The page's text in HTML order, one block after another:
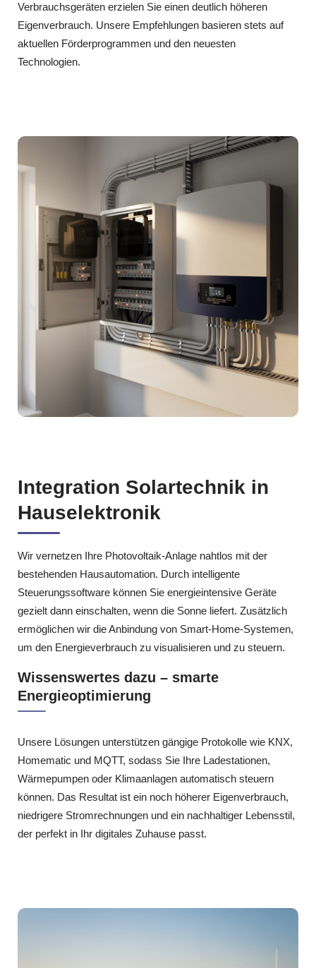
Verbrauchsgeräten erzielen Sie einen deutlich höheren
Eigenverbrauch. Unsere Empfehlungen basieren stets auf
aktuellen Förderprogrammen und den neuesten
Technologien.
Integration Solartechnik in
Hauselektronik
Wir vernetzen Ihre Photovoltaik‑Anlage nahtlos mit der
bestehenden Hausautomation. Durch intelligente
Steuerungssoftware können Sie energieintensive Geräte
gezielt dann einschalten, wenn die Sonne liefert. Zusätzlich
ermöglichen wir die Anbindung von Smart‑Home‑Systemen,
um den Energieverbrauch zu visualisieren und zu steuern.
Wissenswertes dazu – smarte
Energieoptimierung
Unsere Lösungen unterstützen gängige Protokolle wie KNX,
Homematic und MQTT, sodass Sie Ihre Ladestationen,
Wärmepumpen oder Klimaanlagen automatisch steuern
können. Das Resultat ist ein noch höherer Eigenverbrauch,
niedrigere Stromrechnungen und ein nachhaltiger Lebensstil,
der perfekt in Ihr digitales Zuhause passt.